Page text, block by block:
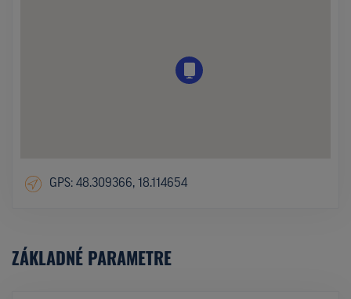
GPS: 48.309366, 18.114654
ZÁKLADNÉ PARAMETRE